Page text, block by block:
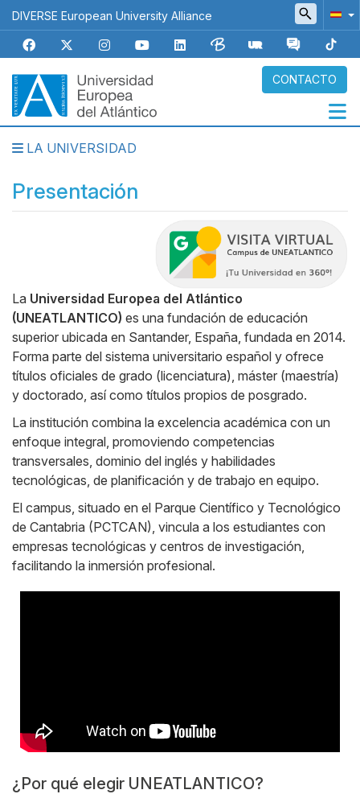
Pasar
al
contenido
principal
DIVERSE European University Alliance
CONTACTO
Navegación
principal
LA UNIVERSIDAD
Presentación
La Universidad Europea del Atlántico
(UNEATLANTICO) es una fundación de educación
superior ubicada en Santander, España, fundada en 2014.
Forma parte del sistema universitario español y ofrece
títulos oficiales de grado (licenciatura), máster (maestría)
y doctorado, así como títulos propios de posgrado.
La institución combina la excelencia académica con un
enfoque integral, promoviendo competencias
transversales, dominio del inglés y habilidades
tecnológicas, de planificación y de trabajo en equipo.
El campus, situado en el Parque Científico y Tecnológico
de Cantabria (PCTCAN), vincula a los estudiantes con
empresas tecnológicas y centros de investigación,
facilitando la inmersión profesional.
¿Por qué elegir UNEATLANTICO?